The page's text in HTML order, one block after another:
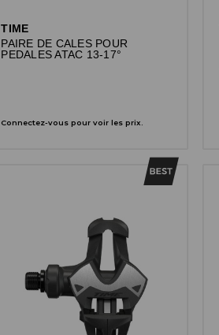
TIME
PAIRE DE CALES POUR
PEDALES ATAC 13-17°
Connectez-vous pour voir les prix.